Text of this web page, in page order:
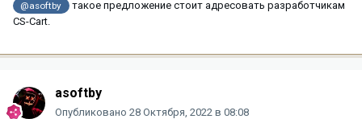
@asoftby
такое предложение стоит адресовать разработчикам
CS-Cart.
asoftby
Опубликовано 28 Октября, 2022 в 08:08